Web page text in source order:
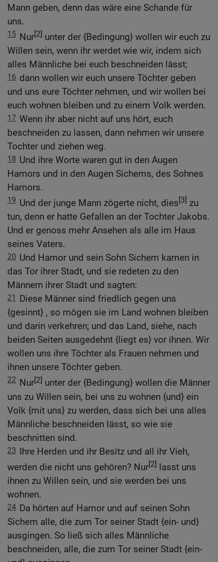
Mann geben, denn das wäre eine Schande für
uns.
15 Nur[2] unter der {Bedingung} wollen wir euch zu
Willen sein, wenn ihr werdet wie wir, indem sich
alles Männliche bei euch beschneiden lässt;
16 dann wollen wir euch unsere Töchter geben
und uns eure Töchter nehmen, und wir wollen bei
euch wohnen bleiben und zu einem Volk werden.
17 Wenn ihr aber nicht auf uns hört, euch
beschneiden zu lassen, dann nehmen wir unsere
Tochter und ziehen weg.
18 Und ihre Worte waren gut in den Augen
Hamors und in den Augen Sichems, des Sohnes
Hamors.
19 Und der junge Mann zögerte nicht, dies[3] zu
tun, denn er hatte Gefallen an der Tochter Jakobs.
Und er genoss mehr Ansehen als alle im Haus
seines Vaters.
20 Und Hamor und sein Sohn Sichem kamen in
das Tor ihrer Stadt, und sie redeten zu den
Männern ihrer Stadt und sagten:
21
Diese Männer sind friedlich gegen uns
{gesinnt} , so mögen sie im Land wohnen bleiben
und darin verkehren; und das Land, siehe, nach
beiden Seiten ausgedehnt {liegt es} vor ihnen. Wir
wollen uns ihre Töchter als Frauen nehmen und
ihnen unsere Töchter geben.
22 Nur[2] unter der {Bedingung} wollen die Männer
uns zu Willen sein, bei uns zu wohnen {und} ein
Volk {mit uns} zu werden, dass sich bei uns alles
Männliche beschneiden lässt, so wie sie
beschnitten sind.
23 Ihre Herden und ihr Besitz und all ihr Vieh,
werden die nicht uns gehören? Nur[2] lasst uns
ihnen zu Willen sein, und sie werden bei uns
wohnen.
24 Da hörten auf Hamor und auf seinen Sohn
Sichem alle, die zum Tor seiner Stadt {ein- und}
ausgingen. So ließ sich alles Männliche
beschneiden, alle, die zum Tor seiner Stadt {ein-